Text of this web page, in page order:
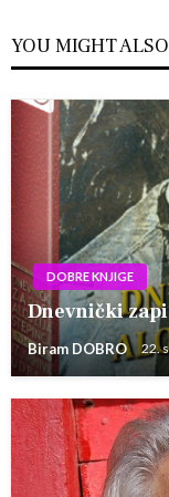
YOU MIGHT
DOBRE KNJIGE
Dnevnički
Biram DOBRO 22.